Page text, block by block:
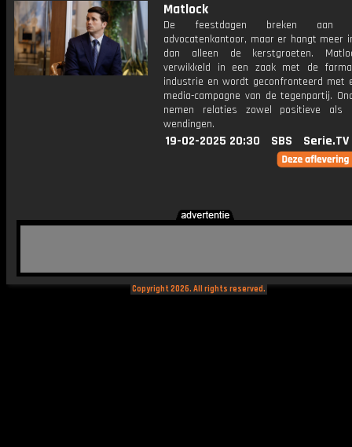
Matlock
De feestdagen breken
advocatenkantoor, maar er hangt meer
dan alleen de kerstgroeten.
verwikkeld in een zaak met de
industrie en wordt geconfronteerd met
media-campagne van de tegenpartij.
nemen relaties zowel positieve als
wendingen.
19-02-2025 20:30 SBS Serie.TV
Copyright 2026. All rights reserved.